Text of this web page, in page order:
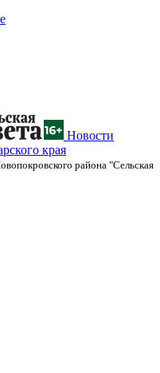
Новости
края
района "Сельская